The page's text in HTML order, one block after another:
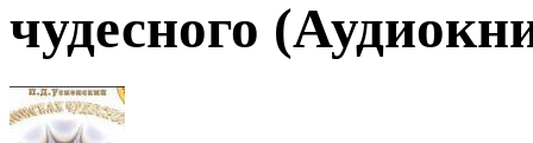
чудесного